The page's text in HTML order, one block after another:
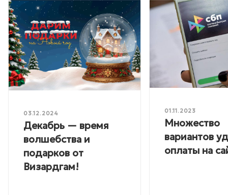
03.12.2024
Декабрь — время
волшебства и
подарков от
Визардгам!
01.11.2023
Множество
вариантов
оплаты на